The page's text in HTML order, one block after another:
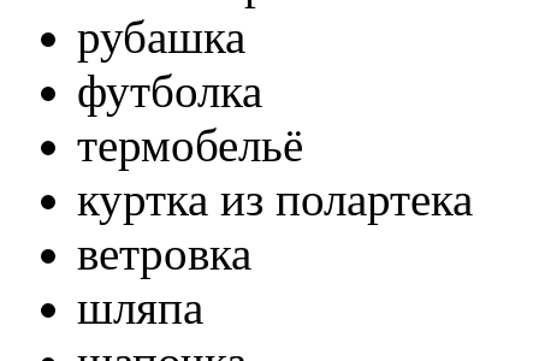
рубашка
футболка
термобельё
куртка из полартека
ветровка
шляпа